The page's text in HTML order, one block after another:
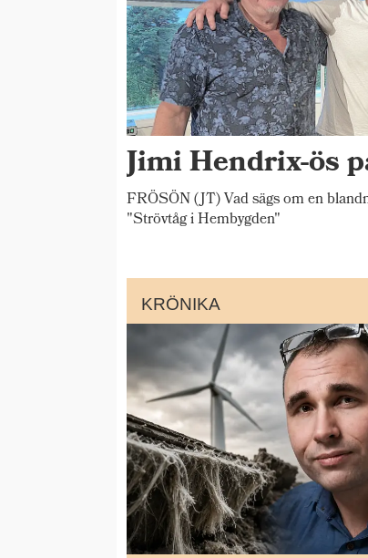
Jimi Hendrix-ös
FRÖSÖN (JT) Vad sägs om en
"Strövtåg i Hembygden"
KRÖNIKA